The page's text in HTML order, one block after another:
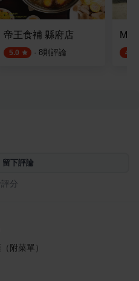
-竹北光明a店
帝王食補 縣府店
5.0 · 8則評論 4.5
留下評論
分
附菜單）